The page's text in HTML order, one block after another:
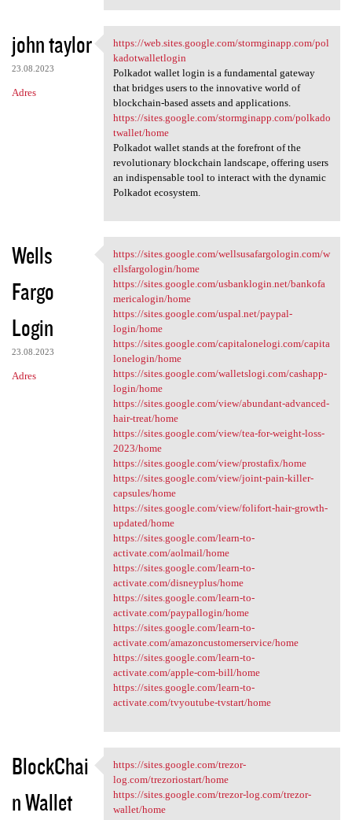
john taylor
23.08.2023
Adres
https://web.sites.google.com
https://web.sites.google.com/stormginapp.com/pol
kadotwalletlogin
Polkadot wallet login is a fundamental gateway
that bridges users to the innovative world of
blockchain-based assets and applications.
https://sites.google.com/stormginapp.com/polkado
twallet/home
Polkadot wallet stands at the forefront of the
revolutionary blockchain landscape, offering users
an indispensable tool to interact with the dynamic
Polkadot ecosystem.
Wells
Fargo
Login
23.08.2023
Adres
https://sites.google.com
https://sites.google.com/wellsusafargologin.com/w
ellsfargologin/home
https://sites.google.com/usbanklogin.net/bankofa
mericalogin/home
https://sites.google.com/uspal.net/paypal-
login/home
https://sites.google.com/capitalonelogi.com/capita
lonelogin/home
https://sites.google.com/walletslogi.com/cashapp-
login/home
https://sites.google.com/view/abundant-advanced-
hair-treat/home
https://sites.google.com/view/tea-for-weight-loss-
2023/home
https://sites.google.com/view/prostafix/home
https://sites.google.com/view/joint-pain-killer-
capsules/home
https://sites.google.com/view/folifort-hair-growth-
updated/home
https://sites.google.com/learn-to-
activate.com/aolmail/home
https://sites.google.com/learn-to-
activate.com/disneyplus/home
https://sites.google.com/learn-to-
activate.com/paypallogin/home
https://sites.google.com/learn-to-
activate.com/amazoncustomerservice/home
https://sites.google.com/learn-to-
activate.com/apple-com-bill/home
https://sites.google.com/learn-to-
activate.com/tvyoutube-tvstart/home
BlockChai
n Wallet
https://sites.google.com
https://sites.google.com/trezor-
log.com/trezoriostart/home
https://sites.google.com/trezor-log.com/trezor-
wallet/home